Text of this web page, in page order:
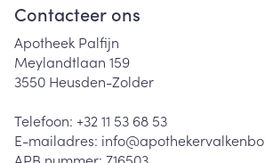
Contacteer ons
Apotheek Palfijn
Meylandtlaan 159
3550 Heusden-Zolder
Telefoon: +32 11 53 68 53
E-mailadres: info@